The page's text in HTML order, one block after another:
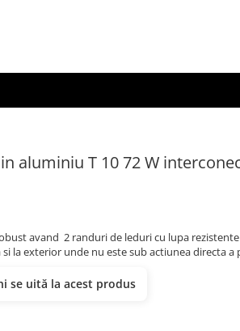
aluminiu T 10 72 W
avand 2 randuri de leduri cu lupa
la exterior unde nu este sub actiunea directa a
se uită la acest produs